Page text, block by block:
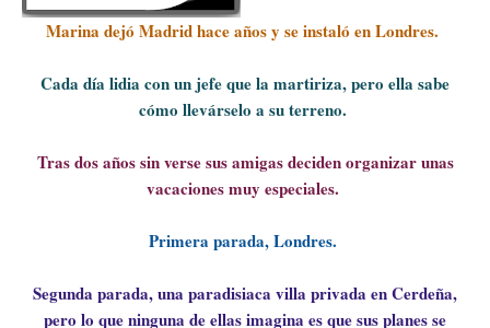
Marina dejó Madrid hace años y se instaló en Londres.
Cada día lidia con un jefe que la martiriza, pero ella sabe
cómo llevárselo a su terreno.
Tras dos años sin verse sus amigas deciden organizar unas
vacaciones muy especiales.
Primera parada, Londres.
Segunda parada, una paradisiaca villa privada en Cerdeña,
pero lo que ninguna de ellas imagina es que sus planes se